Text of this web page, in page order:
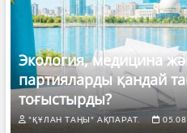
Экология, медицина
партияларды қандай
тоғыстырды?
"ҚҰЛАН ТАҢЫ" АҚПАРАТ.